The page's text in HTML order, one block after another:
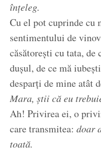
înțeleg.
Cu el pot cuprinde cu
sentimentului de
căsătorești cu tata,
dușul, de ce mă
desparți de mine atât
Mara, știi că eu
Ah! Privirea ei, o
care transmitea: doar
toată.